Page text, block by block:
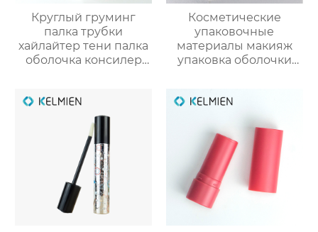
Круглый груминг
палка трубки
хайлайтер тени палка
оболочка консилер
пластик упаковка
снарядов
Косметические
упаковочные
материалы макияж
упаковка оболочки
зеркалом защелки
крышка глянцевый
УФ консилер
пластиковые
оболочки